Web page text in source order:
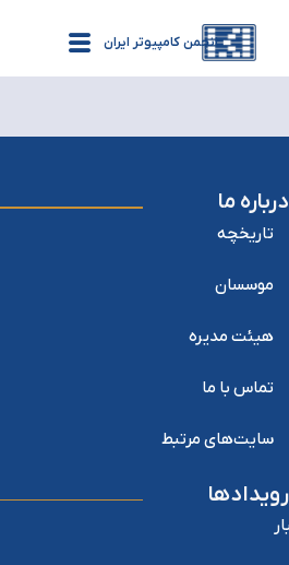
انجمن کامپیوتر ایران
درباره ما
تاریخچه
موسسان
هیئت مدیره
تماس با ما
سایت‌های مرتبط
رویدادها